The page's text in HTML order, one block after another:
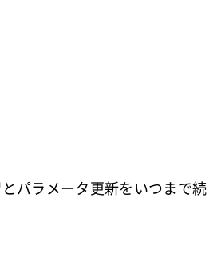
パラメータ更新をいつまで続